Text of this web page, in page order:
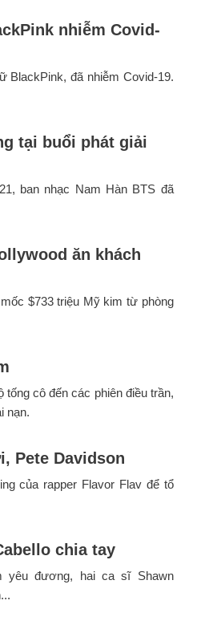
nhiễm Covid-
BlackPink, đã nhiễm Covid-19.
tại buổi phát giải
ban nhạc Nam Hàn BTS đã
ăn khách
$733 triệu Mỹ kim từ phòng
tống cô đến các phiên điều trần,
nạn.
Pete Davidson
của rapper Flavor Flav để tổ
chia tay
yêu đương, hai ca sĩ Shawn